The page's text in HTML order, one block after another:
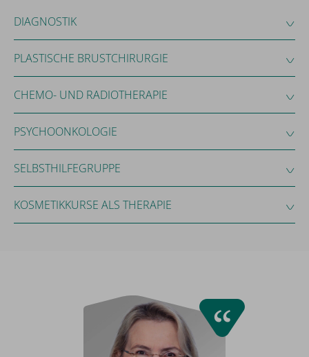
DIAGNOSTIK
PLASTISCHE BRUSTCHIRURGIE
CHEMO- UND RADIOTHERAPIE
PSYCHOONKOLOGIE
SELBSTHILFEGRUPPE
KOSMETIKKURSE ALS THERAPIE